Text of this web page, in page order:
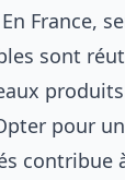
France,
sont
produits
pour
contribue